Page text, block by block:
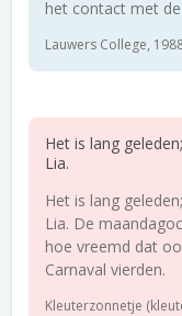
het contact met
Lauwers College,
Het is lang
Lia.
Het is lang
Lia. De
hoe vreemd dat
Carnaval vierden.
Kleuterzonnetje